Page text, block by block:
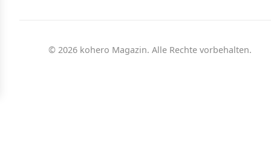
© 2026 kohero Magazin. Alle Rechte vorbehalten.